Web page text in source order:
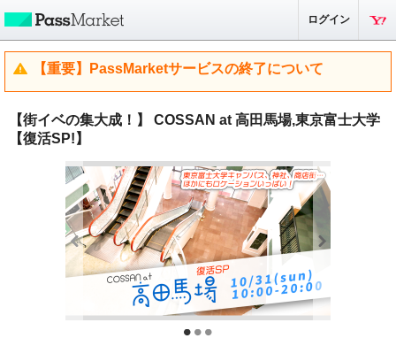
ログイン
【重要】PassMarketサービスの終了について
【街イベの集大成！】 COSSAN at 高田馬場,東京富士大学
【復活SP!】